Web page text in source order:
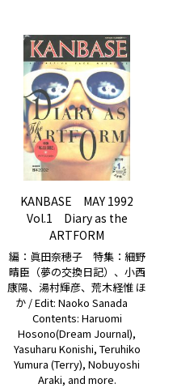
KANBASE MAY 1992
Vol.1 Diary as the
ARTFORM
編：眞田奈穂子 特集：細野
晴臣（夢の交換日記）、小西
康陽、湯村輝彦、荒木経惟 ほ
か / Edit: Naoko Sanada
Contents: Haruomi
Hosono(Dream Journal),
Yasuharu Konishi, Teruhiko
Yumura (Terry), Nobuyoshi
Araki, and more.